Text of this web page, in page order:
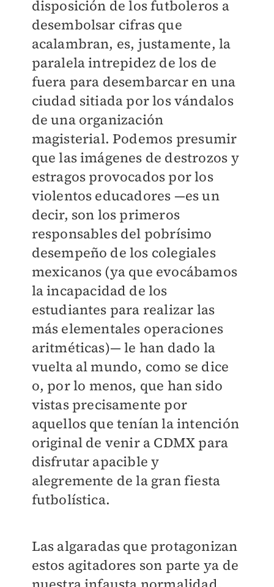
disposición de los futboleros a
desembolsar cifras que
acalambran, es, justamente, la
paralela intrepidez de los de
fuera para desembarcar en una
ciudad sitiada por los vándalos
de una organización
magisterial. Podemos presumir
que las imágenes de destrozos y
estragos provocados por los
violentos educadores —es un
decir, son los primeros
responsables del pobrísimo
desempeño de los colegiales
mexicanos (ya que evocábamos
la incapacidad de los
estudiantes para realizar las
más elementales operaciones
aritméticas)— le han dado la
vuelta al mundo, como se dice
o, por lo menos, que han sido
vistas precisamente por
aquellos que tenían la intención
original de venir a CDMX para
disfrutar apacible y
alegremente de la gran fiesta
futbolística.
Las algaradas que protagonizan
estos agitadores son parte ya de